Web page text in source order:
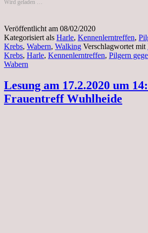
Wird geladen …
Veröffentlicht am 08/02/2020
Kategorisiert als Harle, Kennenlerntreffen,
Krebs, Wabern, Walking Verschlagwortet mit
Krebs, Harle, Kennenlerntreffen, Pilgern
Wabern
Lesung am 17.2.2020 um
Frauentreff Wuhlheide